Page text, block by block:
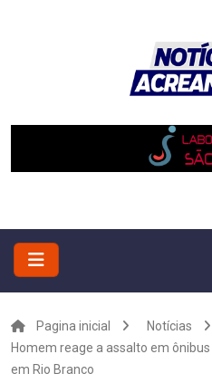
Pagina inicial Notícias
Homem reage a assalto em
em Rio Branco